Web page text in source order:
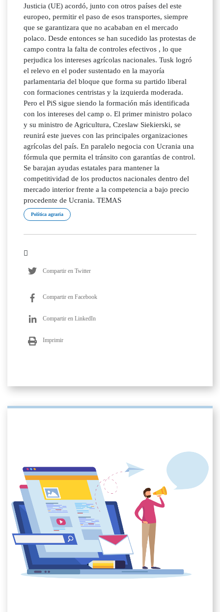
Justicia (UE) acordó, junto con otros países del este
europeo, permitir el paso de esos transportes, siempre
que se garantizara que no acababan en el mercado
polaco. Desde entonces se han sucedido las protestas de
campo contra la falta de controles efectivos , lo que
perjudica los intereses agrícolas nacionales. Tusk logró
el relevo en el poder sustentado en la mayoría
parlamentaria del bloque que forma su partido liberal
con formaciones centristas y la izquierda moderada.
Pero el PiS sigue siendo la formación más identificada
con los intereses del camp o. El primer ministro polaco
y su ministro de Agricultura, Czeslaw Siekierski, se
reunirá este jueves con las principales organizaciones
agrícolas del país. En paralelo negocia con Ucrania una
fórmula que permita el tránsito con garantías de control.
Se barajan ayudas estatales para mantener la
competitividad de los productos nacionales dentro del
mercado interior frente a la competencia a bajo precio
procedente de Ucrania. TEMAS
Política agraria
Compartir en Twitter
Compartir en Facebook
Compartir en LinkedIn
Imprimir